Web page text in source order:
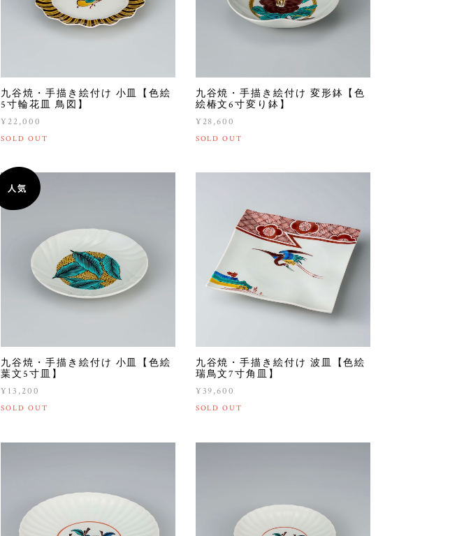
九谷焼・手描き絵付け 小皿【色絵
5寸輪花皿 鳥図】
¥22,000
SOLD OUT
九谷焼・手描き絵付け 変形鉢【色
絵椿文6寸変り鉢】
¥28,600
SOLD OUT
九谷焼・手描き絵付け 小皿【色絵
葉文5寸皿】
¥13,200
SOLD OUT
九谷焼・手描き絵付け 波皿【色絵
瑞鳥文7寸角皿】
¥39,600
SOLD OUT